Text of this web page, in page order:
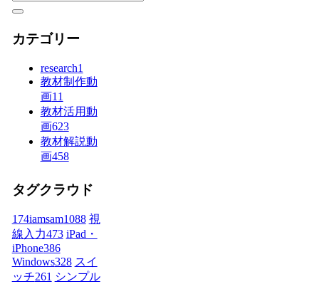
カテゴリー
research1
教材制作動
画11
教材活用動
画623
教材解説動
画458
タグクラウド
174iamsam1088 視
線入力473 iPad・
iPhone386
Windows328 スイ
ッチ261 シンプル